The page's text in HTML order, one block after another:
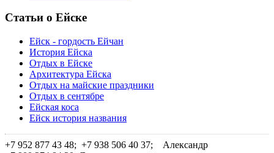
Статьи о Ейске
Ейск - гордость Ейчан
История Ейска
Отдых в Ейске
Архитектура Ейска
Отдых на майские праздники
Отдых в сентябре
Ейская коса
Ейск история названия
+7 952 877 43 48; +7 938 506 40 37; Александр